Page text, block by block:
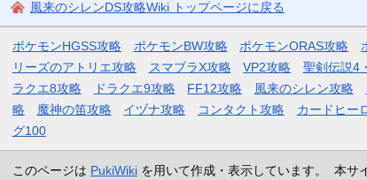
風来のシレンDS攻略Wiki トップページに戻る
ポケモンHGSS攻略 ポケモンBW攻略 ポケモンORAS攻略
リーズのアトリエ攻略
スマブラX攻略 VP2攻略 聖剣伝説4
ラクエ8攻略
ドラクエ9攻略 FF12攻略 風来のシレン攻略
略
魔神の笛攻略 イヅナ攻略 コンタクト攻略 カードヒー
グ100
このページは PukiWikiを用いて作成・表示しています。 本サ